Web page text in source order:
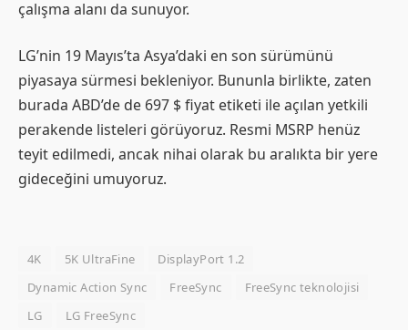
çalışma alanı da sunuyor.
LG’nin 19 Mayıs’ta Asya’daki en son sürümünü
piyasaya sürmesi bekleniyor. Bununla birlikte, zaten
burada ABD’de de 697 $ fiyat etiketi ile açılan yetkili
perakende listeleri görüyoruz. Resmi MSRP henüz
teyit edilmedi, ancak nihai olarak bu aralıkta bir yere
gideceğini umuyoruz.
4K 5K UltraFine
DisplayPort 1.2
Dynamic Action Sync
FreeSync
FreeSync teknolojisi
LG
LG FreeSync